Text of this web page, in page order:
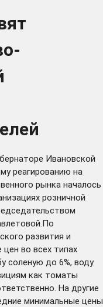
Ивановской
реагированию на
рынка началось
розничной
развития и
цен во всех типах
соленую до 6%, воду
как томаты
На другие
минимальные цены